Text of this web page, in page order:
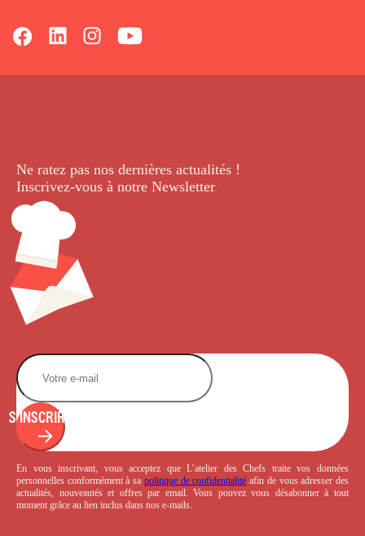
Ne ratez pas nos dernières actualités !
Inscrivez-vous à notre Newsletter.
S'INSCRIRE
En vous inscrivant, vous acceptez que L’atelier des Chefs traite vos données
personnelles conformément à sa politique de confidentialité afin de vous adresser des
actualités, nouveautés et offres par email. Vous pouvez vous désabonner à tout
moment grâce au lien inclus dans nos e-mails.